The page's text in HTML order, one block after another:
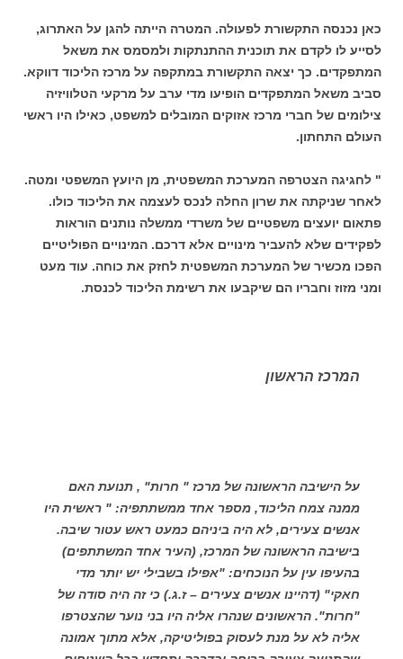
כאן נכנסה התקשורת לפעולה. המטרה הייתה להגן על האתרוג,
לסייע לו לקדם את תוכנית ההתנתקות ולמסמס את משאל
המתפקדים. כך יצאה התקשורת במתקפה על מרכז הליכוד דווקא.
סביב משאל המתפקדים הופיעו מדי ערב על מרקעי הטלוויזיה
צילומים של חברי מרכז אזוקים המובלים למשפט, כאילו היו ראשי
העולם התחתון.
" לחגיגה הצטרפה המערכת המשפטית, מן היועץ המשפטי ומטה.
לאחר שניקתה את שרון החלה לנכס לעצמה את הליכוד כולו.
פתאום יועצים משפטיים של משרדי ממשלה נותנים הוראות
לפקידים שלא להעביר מינויים אלא דרכם. המינויים הפוליטיים
הפכו מכשיר של המערכת המשפטית לחזק את כוחה. עוד מעט
ומני מזוז וחבריו הם שיקבעו את רשימת הליכוד לכנסת.
המרכז הראשון
על הישיבה הראשונה של מרכז " חרות" , תנועת האם
ממנה צמח הליכוד, מספר אחד ממשתתפיה: " ראשית היו
אנשים צעירים, לא היה ביניהם כמעט ראש עטור שיבה.
בישיבה הראשונה של המרכז, (העיר אחד המשתתפים)
בהעיפו עין על הנוכחים: "אפילו בשבילי יש יותר מדי
חאקי" (דהיינו אנשים צעירים – ז.ג.) כי זה היה סודה של
"חרות". הראשונים שנהרו אליה היו בני נוער שהצטרפו
אליה לא על מנת לעסוק בפוליטיקה, אלא מתוך אמונה